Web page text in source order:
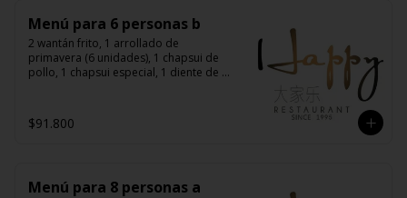
Menú para 6 personas b
2 wantán frito, 1 arrollado de
primavera (6 unidades), 1 chapsui de
pollo, 1 chapsui especial, 1 diente de
arroz chaufán
$91.800
Menú para 8 personas a